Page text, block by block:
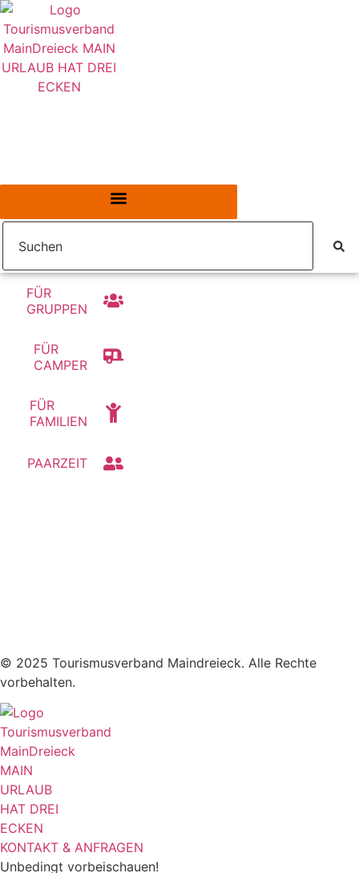
Zum
Inhalt
springen
Search
FÜR
GRUPPEN
FÜR
CAMPER
FÜR
FAMILIEN
PAARZEIT
© 2025 Tourismusverband Maindreieck. Alle Rechte
vorbehalten.
KONTAKT & ANFRAGEN
Unbedingt vorbeischauen!